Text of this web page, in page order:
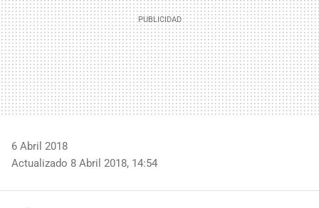
6 Abril 2018
Actualizado 8 Abril 2018, 14:54